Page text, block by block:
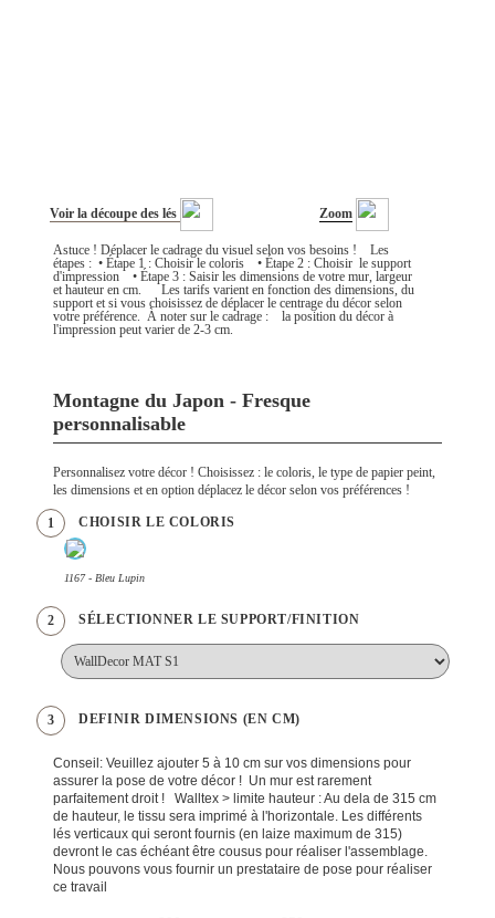
Voir la découpe des lés Zoom
Astuce ! Déplacer le cadrage du visuel selon vos besoins ! Les
étapes : • Étape 1 : Choisir le coloris • Étape 2 : Choisir le support
d'impression • Étape 3 : Saisir les dimensions de votre mur, largeur
et hauteur en cm. Les tarifs varient en fonction des dimensions, du
support et si vous choisissez de déplacer le centrage du décor selon
votre préférence. À noter sur le cadrage : la position du décor à
l'impression peut varier de 2-3 cm.
Montagne du Japon - Fresque
personnalisable
Personnalisez votre décor ! Choisissez : le coloris, le type de papier peint,
les dimensions et en option déplacez le décor selon vos préférences !
1 CHOISIR LE COLORIS
1167 - Bleu Lupin
2 SÉLECTIONNER LE SUPPORT/FINITION
3 DEFINIR DIMENSIONS (EN CM)
Conseil: Veuillez ajouter 5 à 10 cm sur vos dimensions pour
assurer la pose de votre décor ! Un mur est rarement
parfaitement droit ! Walltex > limite hauteur : Au dela de 315 cm
de hauteur, le tissu sera imprimé à l'horizontale. Les différents
lés verticaux qui seront fournis (en laize maximum de 315)
devront le cas échéant être cousus pour réaliser l'assemblage.
Nous pouvons vous fournir un prestataire de pose pour réaliser
ce travail